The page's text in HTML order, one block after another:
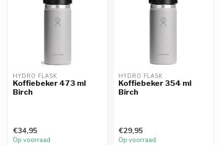
HYDRO FLASK
Koffiebeker 473 ml
Birch
€34,95
Op voorraad
HYDRO FLASK
Koffiebeker 354 ml
Birch
€29,95
Op voorraad